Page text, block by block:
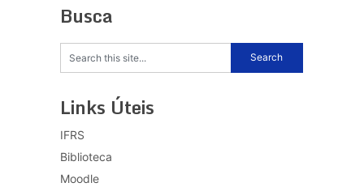
Busca
Links Úteis
IFRS
Biblioteca
Moodle